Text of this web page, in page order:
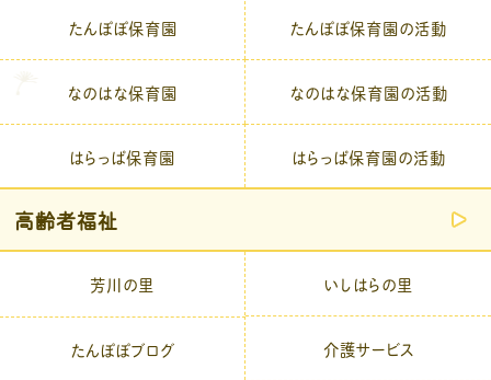
たんぽぽ保育園 たんぽぽ保育園の活動
なのはな保育園 なのはな保育園の活動
はらっぱ保育園 はらっぱ保育園の活動
高齢者福祉
芳川の里 いしはらの里
たんぽぽブログ 介護サービス